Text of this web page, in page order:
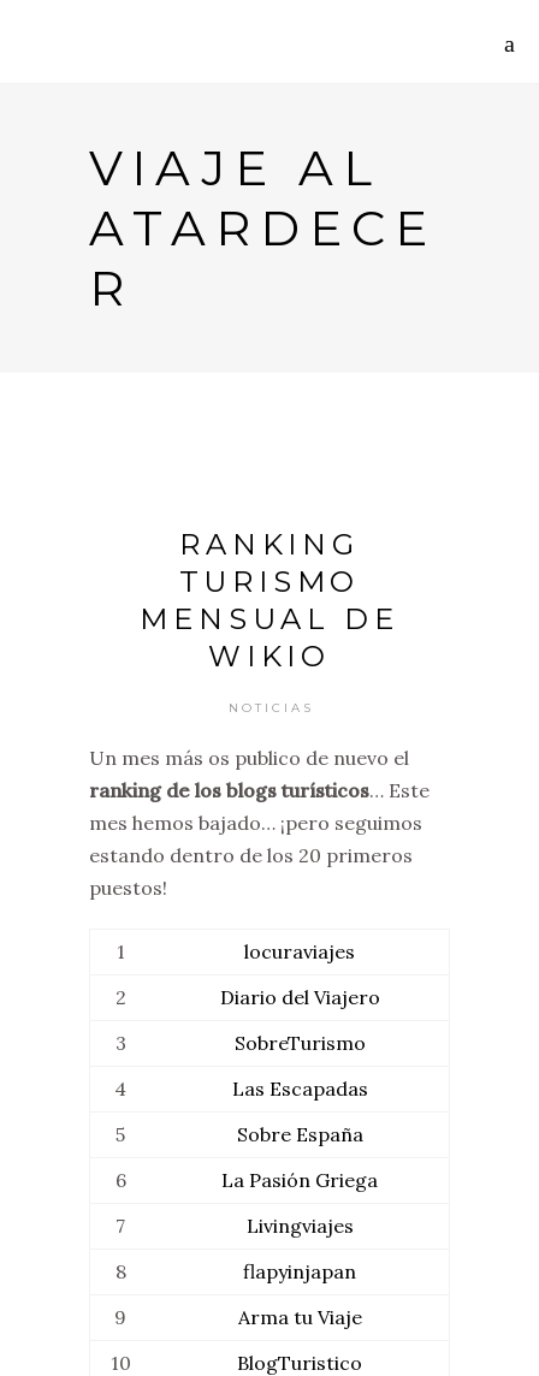
VIAJE AL
ATARDECE
R
RANKING
TURISMO
MENSUAL DE
WIKIO
NOTICIAS
Un mes más os publico de nuevo el
ranking de los blogs turísticos… Este
mes hemos bajado… ¡pero seguimos
estando dentro de los 20 primeros
puestos!
1
locuraviajes
2
Diario del Viajero
3
SobreTurismo
4
Las Escapadas
5
Sobre España
6
La Pasión Griega
7
Livingviajes
8
flapyinjapan
9
Arma tu Viaje
10
BlogTuristico